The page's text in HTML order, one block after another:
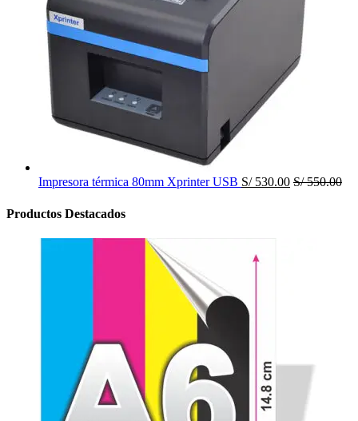
Impresora térmica 80mm Xprinter USB S/530.00 S/550.00
Productos Destacados